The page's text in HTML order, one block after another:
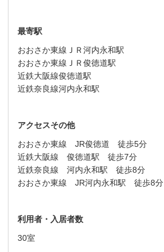
最寄駅
おおさか東線ＪＲ河内永和駅
おおさか東線ＪＲ俊徳道駅
近鉄大阪線俊徳道駅
近鉄奈良線河内永和駅
アクセスその他
おおさか東線 JR俊徳道 徒歩5分
近鉄大阪線 俊徳道駅 徒歩7分
近鉄奈良線 河内永和駅 徒歩8分
おおさか東線 JR河内永和駅 徒歩8分
利用者・入居者数
30室